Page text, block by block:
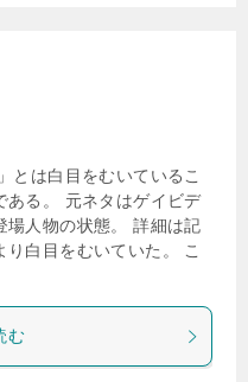
とは白目をむいているこ
ある。 元ネタはゲイビデ
場人物の状態。 詳細は記
白目をむいていた。 こ
む